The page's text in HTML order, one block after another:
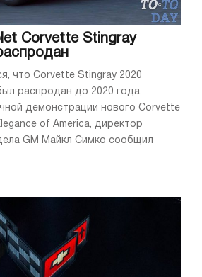
Corvette Stingray
что Corvette Stingray 2020
распродан до 2020 года.
демонстрации нового Corvette
of America, директор
GM Майкл Симко сообщил